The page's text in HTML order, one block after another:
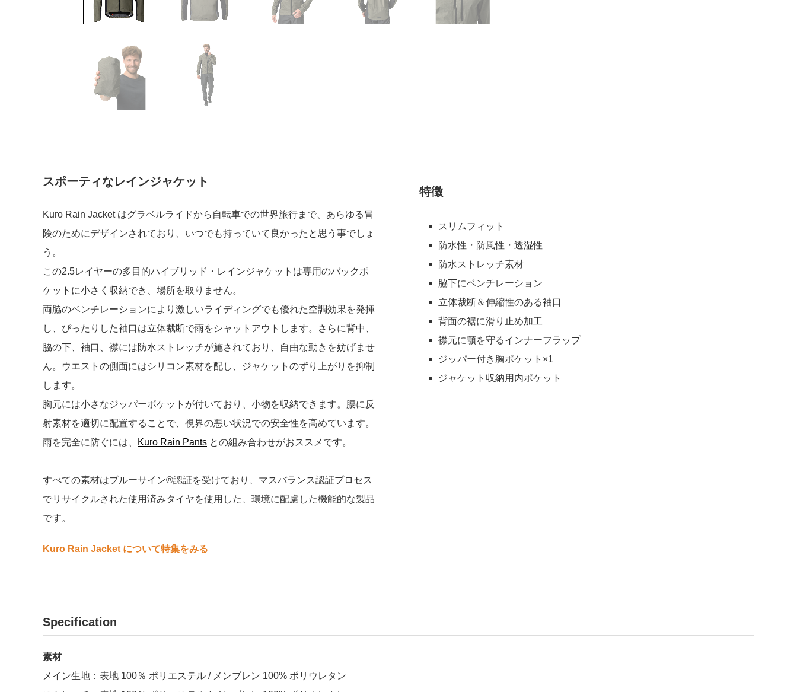
スポーティなレインジャケット
Kuro Rain Jacket はグラベルライドから自転車での世界旅行まで、あらゆる冒
険のためにデザインされており、いつでも持っていて良かったと思う事でしょ
う。
この2.5レイヤーの多目的ハイブリッド・レインジャケットは専用のバックポ
ケットに小さく収納でき、場所を取りません。
両脇のベンチレーションにより激しいライディングでも優れた空調効果を発揮
し、ぴったりした袖口は立体裁断で雨をシャットアウトします。さらに背中、
脇の下、袖口、襟には防水ストレッチが施されており、自由な動きを妨げませ
ん。ウエストの側面にはシリコン素材を配し、ジャケットのずり上がりを抑制
します。
胸元には小さなジッパーポケットが付いており、小物を収納できます。腰に反
射素材を適切に配置することで、視界の悪い状況での安全性を高めています。
雨を完全に防ぐには、
Kuro Rain Pants との組み合わせがおススメです。
すべての素材はブルーサイン®認証を受けており、 マスバランス認証プロセス
でリサイクルされた使用済みタイヤを使用した、 環境に配慮した機能的な製品
です。
Kuro Rain Jacket について特集をみる
特徴
スリムフィット
防水性・防風性・透湿性
防水ストレッチ素材
脇下にベンチレーション
立体裁断＆伸縮性のある袖口
背面の裾に滑り止め加工
襟元に顎を守るインナーフラップ
ジッパー付き胸ポケット×1
ジャケット収納用内ポケット
Specification
素材
メイン生地：表地 100％ ポリエステル / メンブレン 100% ポリウレタン